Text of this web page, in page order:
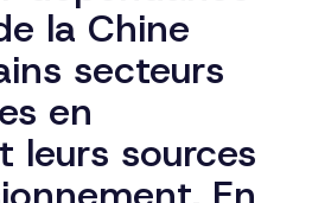
la Chine
secteurs
en
leurs sources